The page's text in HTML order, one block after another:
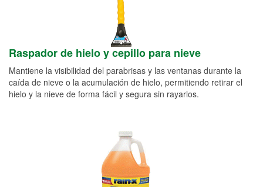
Raspador de hielo y cepillo para nieve
Mantiene la visibilidad del parabrisas y las ventanas durante la
caída de nieve o la acumulación de hielo, permitiendo retirar el
hielo y la nieve de forma fácil y segura sin rayarlos.